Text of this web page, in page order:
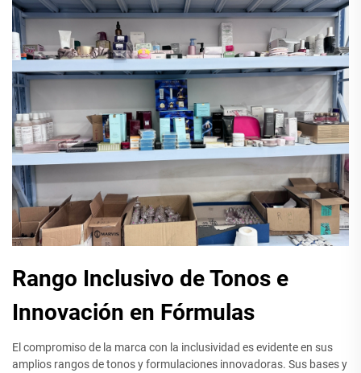
Rango Inclusivo de Tonos e
Innovación en Fórmulas
El compromiso de la marca con la inclusividad es evidente en sus
amplios rangos de tonos y formulaciones innovadoras. Sus bases y